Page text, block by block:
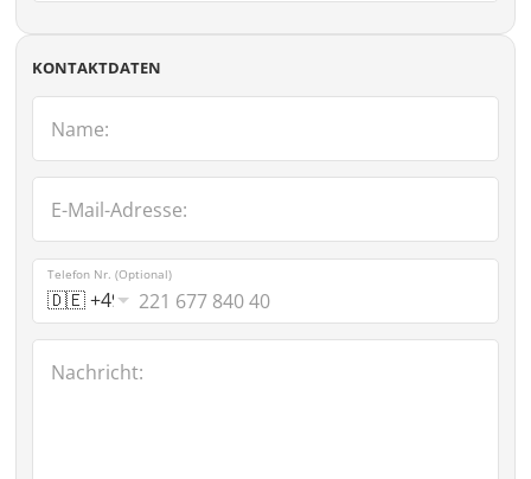
KONTAKTDATEN
Name:
E-Mail-Adresse:
E-
Mail-
Adresse
wiederholen:
Telefon Nr. (Optional)
Nachricht: